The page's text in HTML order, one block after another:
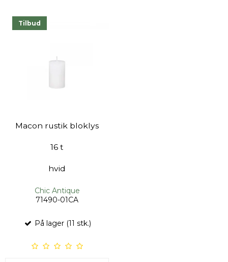
Tilbud
Macon rustik bloklys
16 t
hvid
Chic Antique
71490-01CA
På lager (11 stk.)